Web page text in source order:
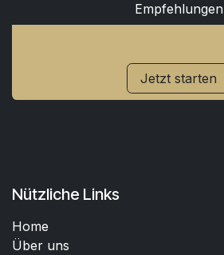
Empfehlungen
Jetzt starten
Nützliche Links
Home
Über uns